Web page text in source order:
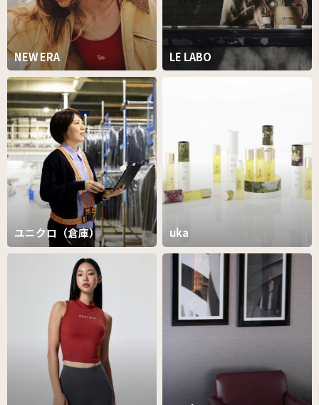
NEW ERA LE LABO
ユニクロ（倉庫） uka